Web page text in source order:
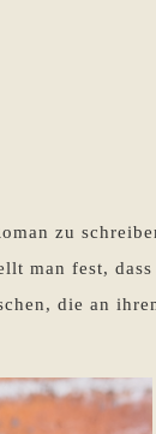
zu
man fest,
die an